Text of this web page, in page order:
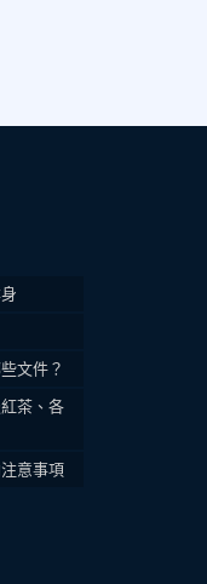
文件？
茶、各
意事項